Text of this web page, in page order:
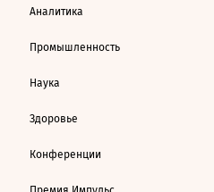
Аналитика
Промышленность
Наука
Здоровье
Конференции